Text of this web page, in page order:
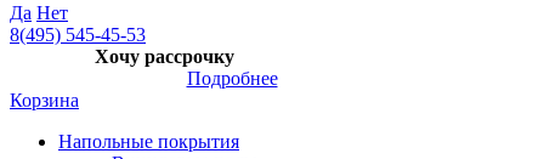
Да Нет
8(495) 545-45-53
Хочу рассрочку
Подробнее
Корзина
Напольные покрытия